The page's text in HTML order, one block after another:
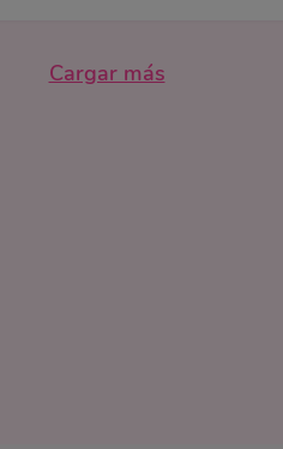
Cargar más